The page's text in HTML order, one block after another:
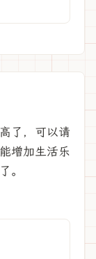
了，可以请
增加生活乐
。